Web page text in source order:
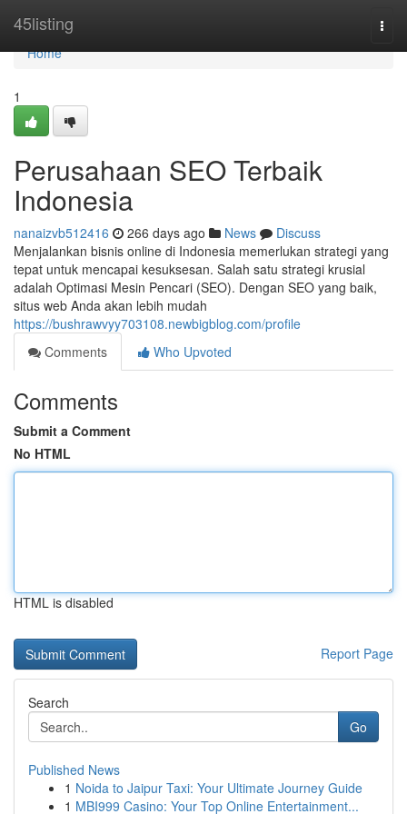
45listing
Home
Home
1
Perusahaan SEO Terbaik
Indonesia
nanaizvb512416 266 days ago News
Discuss
Menjalankan bisnis online di Indonesia memerlukan strategi yang
tepat untuk mencapai kesuksesan. Salah satu strategi krusial
adalah Optimasi Mesin Pencari (SEO). Dengan SEO yang baik,
situs web Anda akan lebih mudah
https://bushrawvyy703108.newbigblog.com/profile
Comments
Who Upvoted
Comments
Submit a Comment
No HTML
HTML is disabled
Report Page
Search
Go
Published News
1 Noida to Jaipur Taxi: Your Ultimate Journey Guide
1 MBI999 Casino: Your Top Online Entertainment...